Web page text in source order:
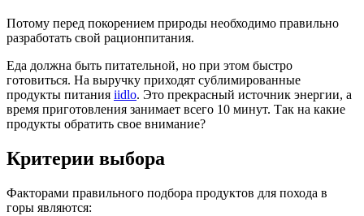
Потому перед покорением природы необходимо правильно
разработать свой рационпитания.
Еда должна быть питательной, но при этом быстро
готовиться. На выручку приходят сублимированные
продукты питания iidlo. Это прекрасный источник энергии, а
время приготовления занимает всего 10 минут. Так на какие
продукты обратить свое внимание?
Критерии выбора
Факторами правильного подбора продуктов для похода в
горы являются: